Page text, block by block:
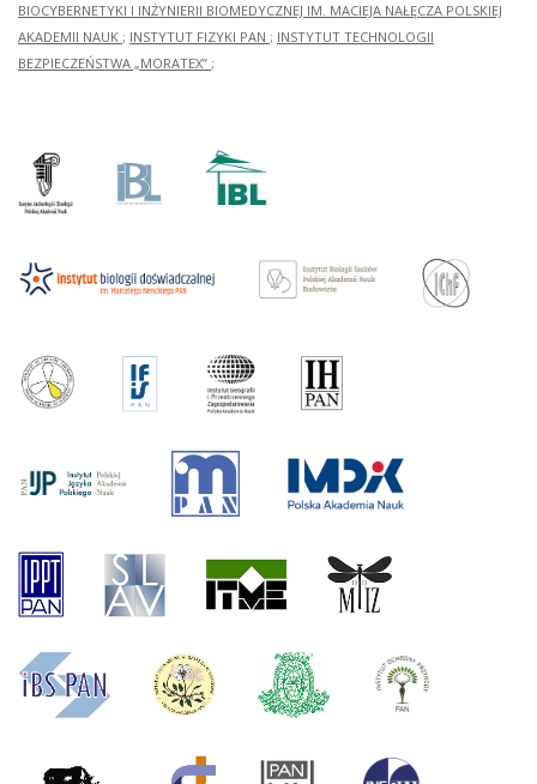
BIOCYBERNETYKI I INŻYNIERII BIOMEDYCZNEJ IM. MACIEJA NAŁĘCZA POLSKIEJ
AKADEMII NAUK ; INSTYTUT FIZYKI PAN ; INSTYTUT TECHNOLOGII
BEZPIECZEŃSTWA „MORATEX” ;